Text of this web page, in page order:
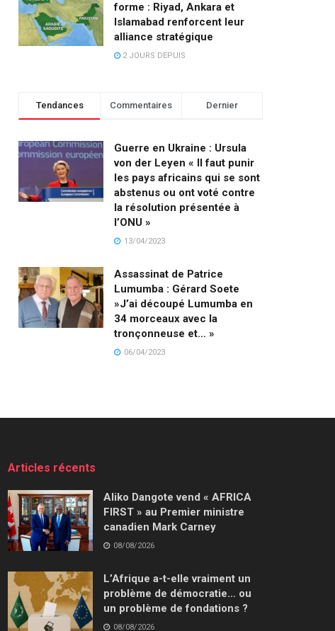
forme : Riyad, Ankara et
Islamabad renforcent leur
alliance stratégique
2 JOURS DEPUIS
Tendances Commentaires Dernier
Guerre en Ukraine : Ursula
von der Leyen « Il faut punir
les pays africains qui se sont
abstenus ou ont voté contre
la résolution présentée à
l’ONU »
13/04/2023
Assassinat de Patrice
Lumumba : Gérard Soete
»J’ai découpé Lumumba en
34 morceaux avec la
tronçonneuse et… »
06/04/2023
Articles récents
Aliko Dangote vend « AFRICA
FIRST » au Premier ministre
canadien Mark Carney
08/08/2026
L’Afrique a-t-elle vraiment un
problème de démocratie… ou
un problème de fondations ?
08/08/2026